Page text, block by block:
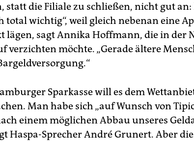
statt die Filiale zu schließen, nicht gut an:
total wichtig“, weil gleich nebenan eine
lägen, sagt Annika Hoffmann, die in der
verzichten möchte. „Gerade ältere
Sparkasse will es dem
Man habe sich „auf Wunsch von
einem möglichen Abbau unseres
Haspa-Sprecher André Grunert. Aber